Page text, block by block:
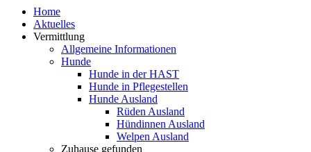
Home
Aktuelles
Vermittlung
Allgemeine Informationen
Hunde
Hunde in der HAST
Hunde in Pflegestellen
Hunde Ausland
Rüden Ausland
Hündinnen Ausland
Welpen Ausland
Zuhause gefunden